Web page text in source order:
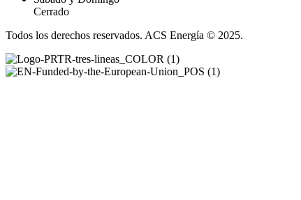
Cerrado
Todos los derechos reservados. ACS Energía © 2025.